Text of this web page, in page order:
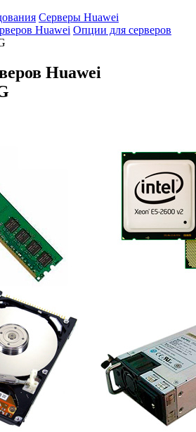
Серверы Huawei
Huawei Опции для серверов
Huawei